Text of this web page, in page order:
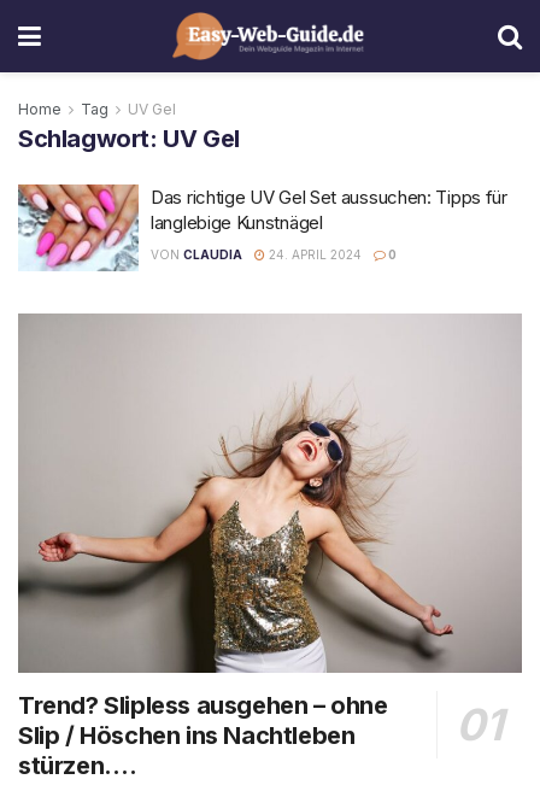
Home Tag UV Gel
Schlagwort: UV Gel
Das richtige UV Gel Set aussuchen: Tipps für
langlebige Kunstnägel
VON CLAUDIA 24. APRIL 2024 0
Trend? Slipless ausgehen – ohne
Slip / Höschen ins Nachtleben
stürzen….